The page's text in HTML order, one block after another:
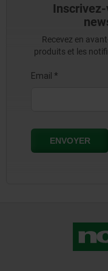
Recevez en
produits et les